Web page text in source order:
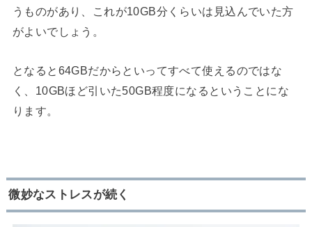
うものがあり、これが10GB分くらいは見込んでいた方
がよいでしょう。
となると64GBだからといってすべて使えるのではな
く、10GBほど引いた50GB程度になるということにな
ります。
微妙なストレスが続く